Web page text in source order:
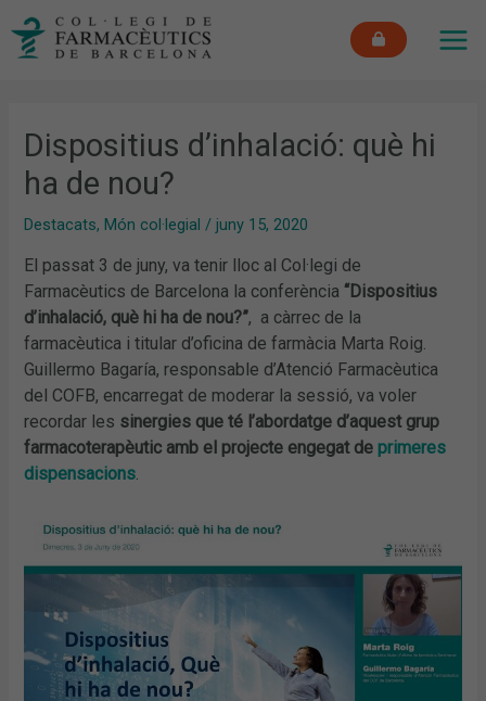
Dispositius d’inhalació: què hi
ha de nou?
Destacats, Món col·legial /juny 15, 2020
El passat 3 de juny, va tenir lloc al Col·legi de
Farmacèutics de Barcelona la conferència “Dispositius
d’inhalació, què hi ha de nou?”, a càrrec de la
farmacèutica i titular d’oficina de farmàcia Marta Roig.
Guillermo Bagaría, responsable d’Atenció Farmacèutica
del COFB, encarregat de moderar la sessió, va voler
recordar les sinergies que té l’abordatge d’aquest grup
farmacoterapèutic amb el projecte engegat deprimeres
dispensacions.